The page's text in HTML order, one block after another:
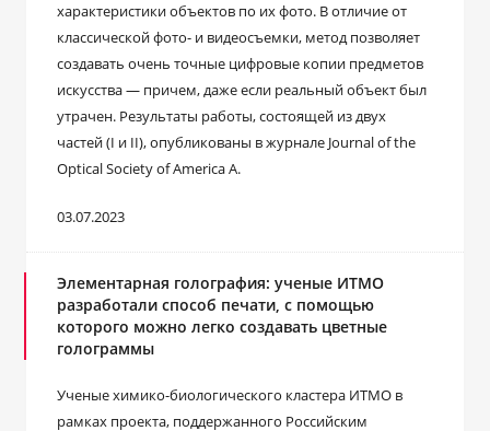
характеристики объектов по их фото. В отличие от
классической фото- и видеосъемки, метод позволяет
создавать очень точные цифровые копии предметов
искусства ― причем, даже если реальный объект был
утрачен. Результаты работы, состоящей из двух
частей (I и II), опубликованы в журнале Journal of the
Optical Society of America A.
03.07.2023
Элементарная голография: ученые ИТМО
разработали способ печати, с помощью
которого можно легко создавать цветные
голограммы
Ученые химико-биологического кластера ИТМО в
рамках проекта, поддержанного Российским